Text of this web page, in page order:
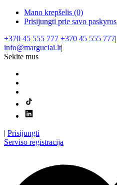
Mano krepšelis (0)
Prisijungti prie savo paskyros
+370 45 555 777 +370 45 555 777|
info@marguciai.lt|
Sekite mus
| Prisijungti
Serviso registracija